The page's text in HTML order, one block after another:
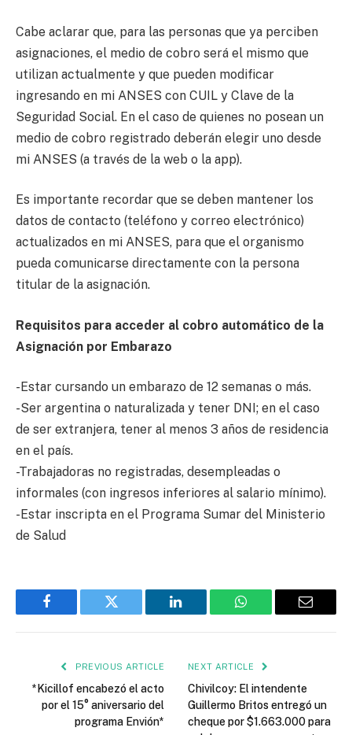
Cabe aclarar que, para las personas que ya perciben
asignaciones, el medio de cobro será el mismo que
utilizan actualmente y que pueden modificar
ingresando en mi ANSES con CUIL y Clave de la
Seguridad Social. En el caso de quienes no posean un
medio de cobro registrado deberán elegir uno desde
mi ANSES (a través de la web o la app).
Es importante recordar que se deben mantener los
datos de contacto (teléfono y correo electrónico)
actualizados en mi ANSES, para que el organismo
pueda comunicarse directamente con la persona
titular de la asignación.
Requisitos para acceder al cobro automático de la
Asignación por Embarazo
-Estar cursando un embarazo de 12 semanas o más.
-Ser argentina o naturalizada y tener DNI; en el caso
de ser extranjera, tener al menos 3 años de residencia
en el país.
-Trabajadoras no registradas, desempleadas o
informales (con ingresos inferiores al salario mínimo).
-Estar inscripta en el Programa Sumar del Ministerio
de Salud
Facebook Twitter LinkedIn WhatsApp Email
PREVIOUS ARTICLE
*Kicillof encabezó el acto
por el 15° aniversario del
programa Envión*
NEXT ARTICLE
Chivilcoy: El intendente
Guillermo Britos entregó un
cheque por $1.663.000 para